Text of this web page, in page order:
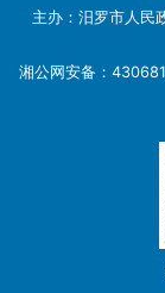
主办：汨罗市人
湘公网安备：